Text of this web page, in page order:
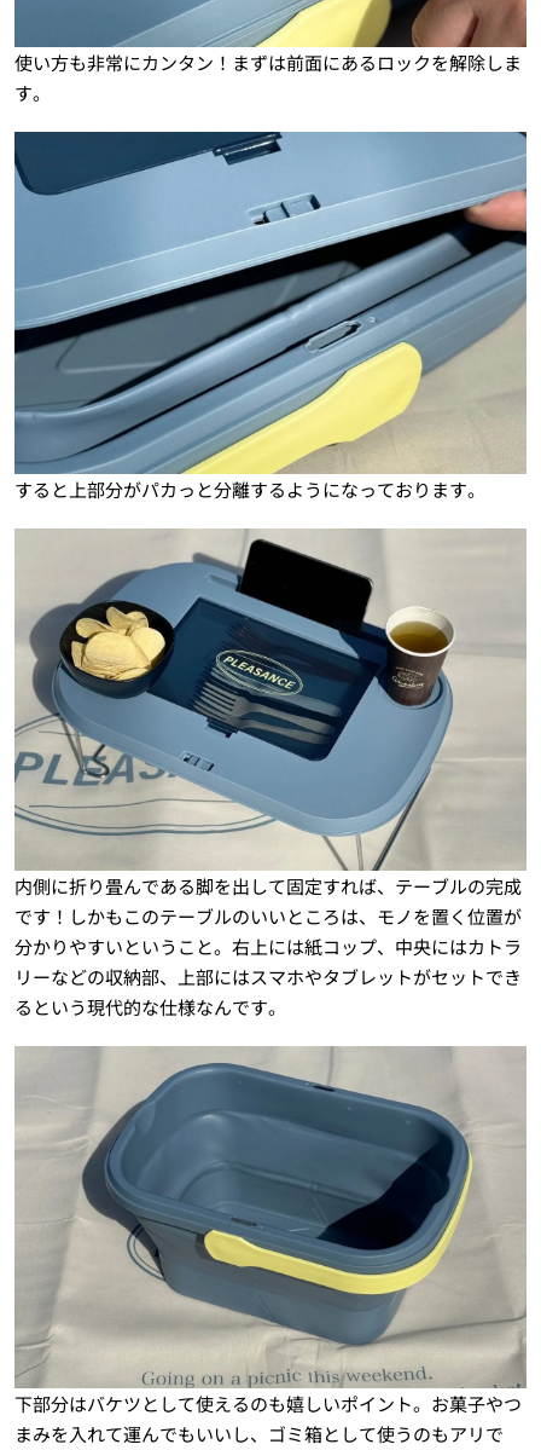
使い方も非常にカンタン！まずは前面にあるロックを解除しま
す。
すると上部分がパカっと分離するようになっております。
内側に折り畳んである脚を出して固定すれば、テーブルの完成
です！しかもこのテーブルのいいところは、モノを置く位置が
分かりやすいということ。右上には紙コップ、中央にはカトラ
リーなどの収納部、上部にはスマホやタブレットがセットでき
るという現代的な仕様なんです。
下部分はバケツとして使えるのも嬉しいポイント。お菓子やつ
まみを入れて運んでもいいし、ゴミ箱として使うのもアリで